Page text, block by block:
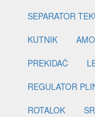
SEPARATOR
KUTNIK
PREKIDAČ
REGULATOR
ROTALOK